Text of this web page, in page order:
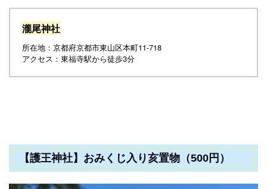
瀧尾神社
所在地：京都府京都市東山区本町11-718
アクセス：東福寺駅から徒歩3分
【護王神社】おみくじ入り亥置物（500円）